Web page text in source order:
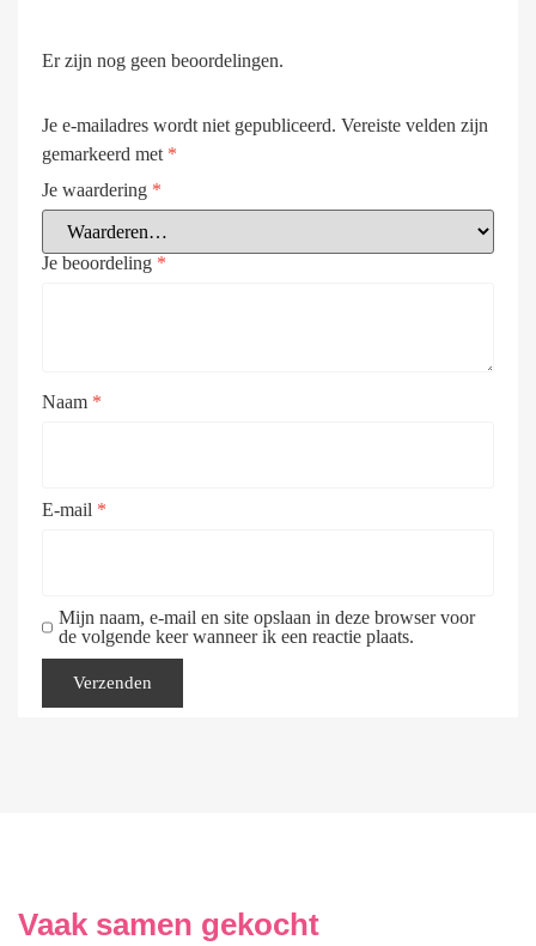
Er zijn nog geen beoordelingen.
Je e-mailadres wordt niet gepubliceerd. Vereiste velden zijn
gemarkeerd met *
Je waardering *
Je beoordeling *
Naam *
E-mail *
Mijn naam, e-mail en site opslaan in deze browser voor
de volgende keer wanneer ik een reactie plaats.
Vaak samen gekocht